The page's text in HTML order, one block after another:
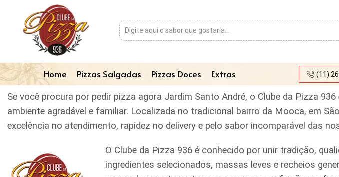
Home Pizzas Salgadas Pizzas Doces Extras (11)
Se você procura por pedir pizza agora Jardim Santo André, o Clube da Pizza
ambiente agradável e familiar. Localizada no tradicional bairro da Mooca, em
excelência no atendimento, rapidez no delivery e pelo sabor incomparável das
O Clube da Pizza 936 é conhecido por unir tradição,
ingredientes selecionados, massas leves e recheios